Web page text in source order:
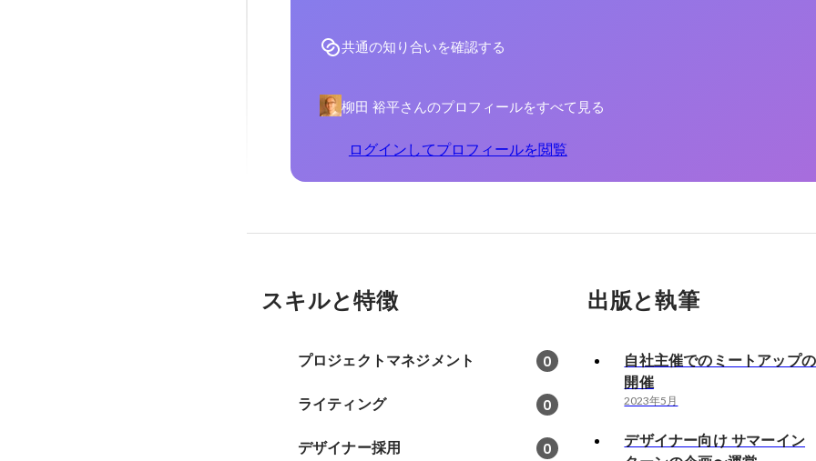
共通の知り合いを確認する
柳田 裕平さんのプロフィールをすべて見る
ログインしてプロフィールを閲覧
スキルと特徴
プロジェクトマネジメント 0
ライティング 0
デザイナー採用 0
出版と執筆
自社主催でのミートアップの
開催
2023年5月
デザイナー向け サマーイン